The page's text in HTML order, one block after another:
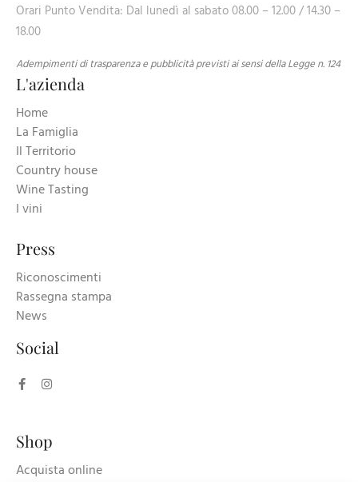
Orari Punto Vendita: Dal lunedì al sabato 08.00 – 12.00 / 14.30 –
18.00
Adempimenti di trasparenza e pubblicità previsti ai sensi della Legge n. 124
L'azienda
Home
La Famiglia
Il Territorio
Country house
Wine Tasting
I vini
Press
Riconoscimenti
Rassegna stampa
News
Social
Shop
Acquista online